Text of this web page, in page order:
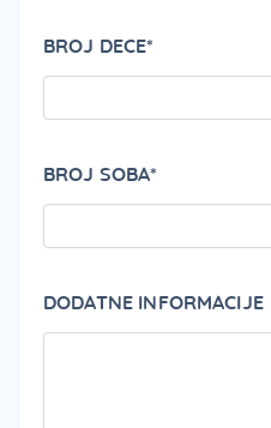
BROJ DECE*
BROJ SOBA*
DODATNE INFORMACIJE